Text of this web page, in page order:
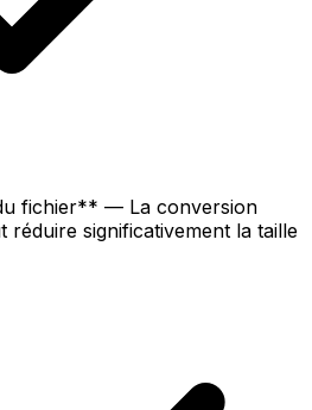
fichier** — La conversion
réduire significativement la taille